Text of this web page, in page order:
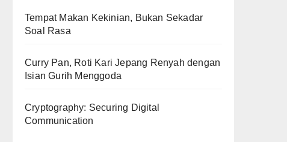
Tempat Makan Kekinian, Bukan Sekadar
Soal Rasa
Curry Pan, Roti Kari Jepang Renyah dengan
Isian Gurih Menggoda
Cryptography: Securing Digital
Communication